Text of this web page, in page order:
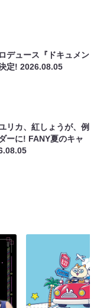
デュース『ドキュメン
定!2026.08.05
リカ、紅しょうが、例
ーに! FANY夏のキャ